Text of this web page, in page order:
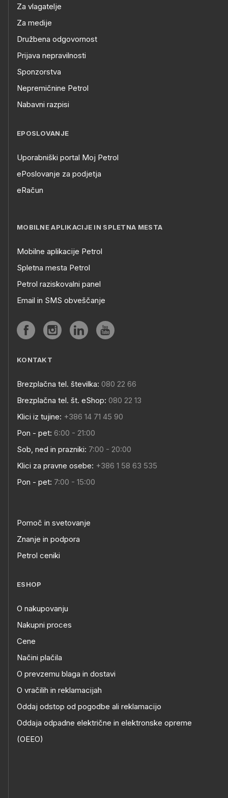
Za vlagatelje
Za medije
Družbena odgovornost
Prijava nepravilnosti
Sponzorstva
Nepremičnine Petrol
Nabavni razpisi
EPOSLOVANJE
Uporabniški portal Moj Petrol
ePoslovanje za podjetja
eRačun
MOBILNE APLIKACIJE IN SPLETNA MESTA
Mobilne aplikacije Petrol
Spletna mesta Petrol
Petrol raziskovalni panel
Email in SMS obveščanje
KONTAKT
Brezplačna tel. številka: 080 22 66
Brezplačna tel. št. eShop: 080 22 13
Klici iz tujine: +386 14 71 45 90
Pon - pet: 6:00 - 21:00
Sob, ned in prazniki: 7:00 - 20:00
Klici za pravne osebe: +386 1 58 63 535
Pon - pet: 7:00 - 15:00
Pomoč in svetovanje
Znanje in podpora
Petrol ceniki
ESHOP
O nakupovanju
Nakupni proces
Cene
Načini plačila
O prevzemu blaga in dostavi
O vračilih in reklamacijah
Oddaj odstop od pogodbe ali reklamacijo
Oddaja odpadne električne in elektronske opreme
(OEEO)